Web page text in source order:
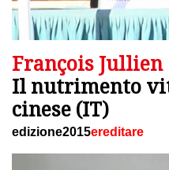
François Jullien
Il nutrimento
cinese (IT)
edizione2015ereditare